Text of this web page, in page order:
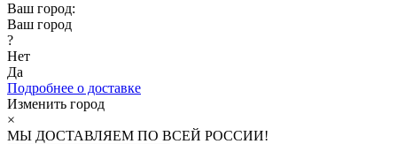
Ваш город:
Ваш город
?
Нет
Да
Подробнее о доставке
Изменить город
×
МЫ ДОСТАВЛЯЕМ ПО ВСЕЙ РОССИИ!